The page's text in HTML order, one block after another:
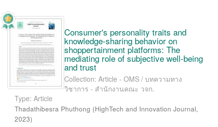
Consumer's personality traits and
knowledge-sharing behavior on
shoppertainment platforms: The
mediating role of subjective well-being
and trust
Collection: Article - OMS / บทความทาง
วิชาการ - สำนักงานคณะ วจก.
Type: Article
Thadathibesra Phuthong (HighTech and Innovation Journal,
2023)